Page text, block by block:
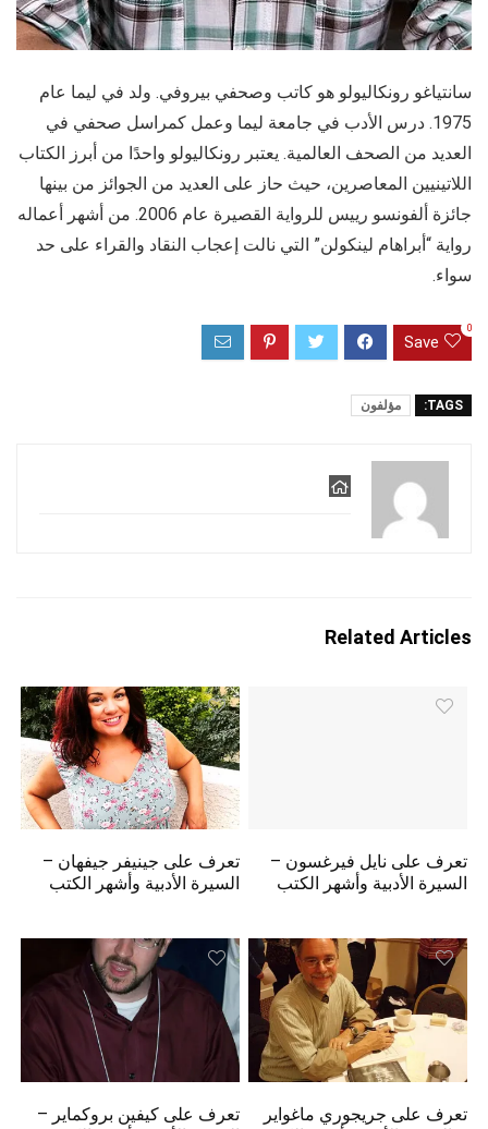
سانتياغو رونكاليولو هو كاتب وصحفي بيروفي. ولد في ليما عام
1975. درس الأدب في جامعة ليما وعمل كمراسل صحفي في
العديد من الصحف العالمية. يعتبر رونكاليولو واحدًا من أبرز الكتاب
اللاتينيين المعاصرين، حيث حاز على العديد من الجوائز من بينها
جائزة ألفونسو رييس للرواية القصيرة عام 2006. من أشهر أعماله
رواية “أبراهام لينكولن” التي نالت إعجاب النقاد والقراء على حد
سواء.
Save
0
TAGS: مؤلفون
Related Articles
تعرف على نايل فيرغسون –
السيرة الأدبية وأشهر الكتب
تعرف على جينيفر جيفهان –
السيرة الأدبية وأشهر الكتب
تعرف على جريجوري ماغواير
تعرف على كيفين بروكماير –